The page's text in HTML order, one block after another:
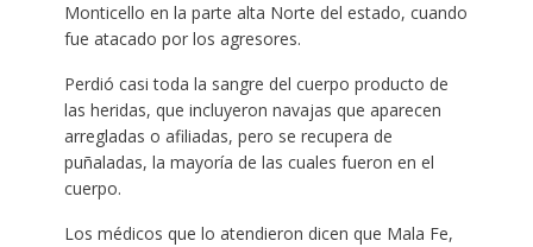
Monticello en la parte alta Norte del estado, cuando
fue atacado por los agresores.
Perdió casi toda la sangre del cuerpo producto de
las heridas, que incluyeron navajas que aparecen
arregladas o afiliadas, pero se recupera de
puñaladas, la mayoría de las cuales fueron en el
cuerpo.
Los médicos que lo atendieron dicen que Mala Fe,